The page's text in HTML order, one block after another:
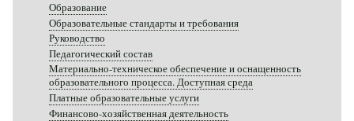
Образование
Образовательные стандарты и требования
Руководство
Педагогический состав
Материально-техническое обеспечение и оснащенность
образовательного процесса. Доступная среда
Платные образовательные услуги
Финансово-хозяйственная деятельность